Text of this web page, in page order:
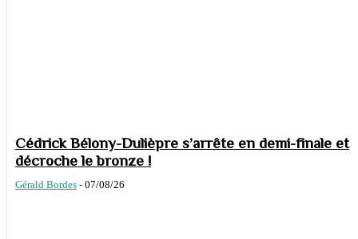
Cédrick Bélony-Dulièpre s’arrête en demi-finale et
décroche le bronze !
Gérald Bordes - 07/08/26